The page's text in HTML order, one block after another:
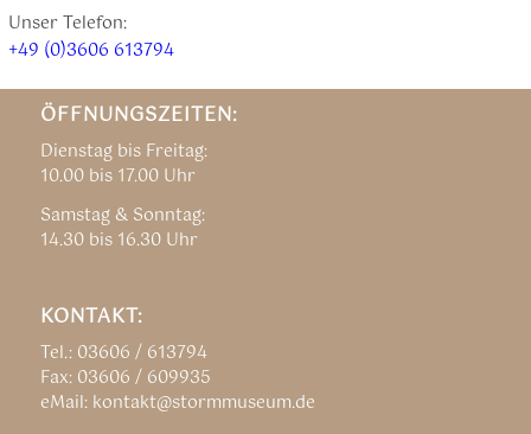
Unser Telefon:
+49 (0)3606 613794
ÖFFNUNGSZEITEN:
Dienstag bis Freitag:
10.00 bis 17.00 Uhr
Samstag & Sonntag:
14.30 bis 16.30 Uhr
KONTAKT:
Tel.: 03606 / 613794
Fax: 03606 / 609935
eMail: kontakt@stormmuseum.de